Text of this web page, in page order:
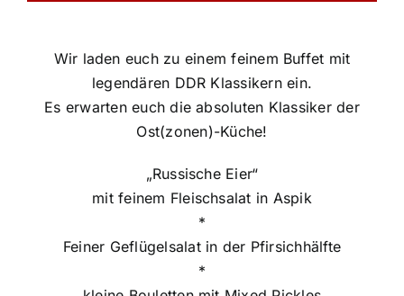
Wir laden euch zu einem feinem Buffet mit
legendären DDR Klassikern ein.
Es erwarten euch die absoluten Klassiker der
Ost(zonen)-Küche!
„Russische Eier“
mit feinem Fleischsalat in Aspik
*
Feiner Geflügelsalat in der Pfirsichhälfte
*